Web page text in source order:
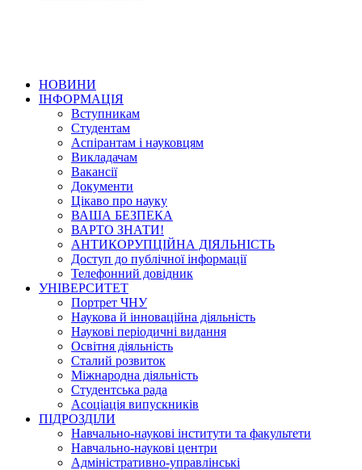
НОВИНИ
ІНФОРМАЦІЯ
Вступникам
Студентам
Аспірантам і науковцям
Викладачам
Вакансії
Документи
Цікаво про науку
ВАША БЕЗПЕКА
ВАРТО ЗНАТИ!
АНТИКОРУПЦІЙНА ДІЯЛЬНІСТЬ
Доступ до публічної інформації
Телефонний довідник
УНІВЕРСИТЕТ
Портрет ЧНУ
Наукова й інноваційна діяльність
Наукові періодичні видання
Освітня діяльність
Сталий розвиток
Міжнародна діяльність
Студентська рада
Асоціація випускників
ПІДРОЗДІЛИ
Навчально-наукові інститути та факультети
Навчально-наукові центри
Адміністративно-управлінські